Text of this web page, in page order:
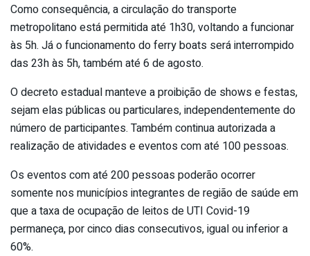
Como consequência, a circulação do transporte
metropolitano está permitida até 1h30, voltando a funcionar
às 5h. Já o funcionamento do ferry boats será interrompido
das 23h às 5h, também até 6 de agosto.
O decreto estadual manteve a proibição de shows e festas,
sejam elas públicas ou particulares, independentemente do
número de participantes. Também continua autorizada a
realização de atividades e eventos com até 100 pessoas.
Os eventos com até 200 pessoas poderão ocorrer
somente nos municípios integrantes de região de saúde em
que a taxa de ocupação de leitos de UTI Covid-19
permaneça, por cinco dias consecutivos, igual ou inferior a
60%.